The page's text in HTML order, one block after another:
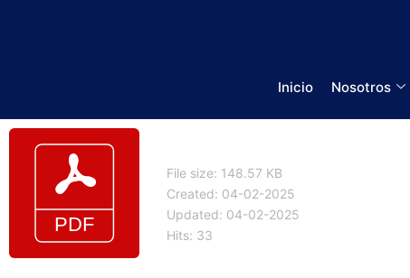
Inicio Nosotros
File size: 148.57 KB
Created: 04-02-2025
Updated: 04-02-2025
Hits: 33